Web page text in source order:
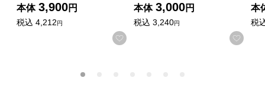
本体 3,900円
税込 4,212円
お気に入りに登録する
本体 3,000円
税込 3,240円
お気
本
税